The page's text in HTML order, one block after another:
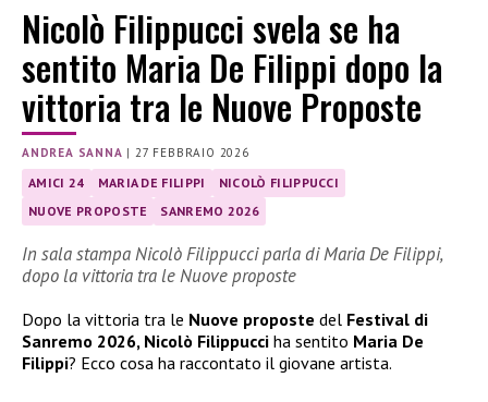
Nicolò Filippucci svela se ha
sentito Maria De Filippi dopo la
vittoria tra le Nuove Proposte
ANDREA SANNA | 27 FEBBRAIO 2026
AMICI 24 MARIA DE FILIPPI
NICOLÒ FILIPPUCCI
NUOVE PROPOSTE
SANREMO 2026
In sala stampa Nicolò Filippucci parla di Maria De Filippi,
dopo la vittoria tra le Nuove proposte
Dopo la vittoria tra le Nuove proposte del Festival di
Sanremo 2026, Nicolò Filippucci ha sentito Maria De
Filippi? Ecco cosa ha raccontato il giovane artista.